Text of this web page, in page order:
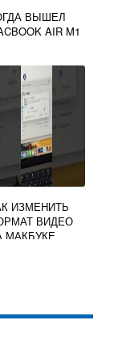
ВЫШЕЛ
AIR M1
ИЗМЕНИТЬ
ВИДЕО
МАКБУКЕ